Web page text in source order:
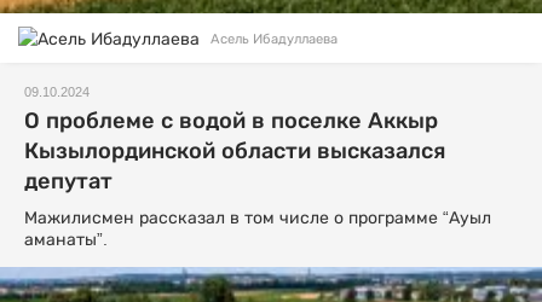
Асель Ибадуллаева
09.10.2024
О проблеме с водой в поселке Аккыр
Кызылординской области высказался
депутат
Мажилисмен рассказал в том числе о программе “Ауыл
аманаты”.